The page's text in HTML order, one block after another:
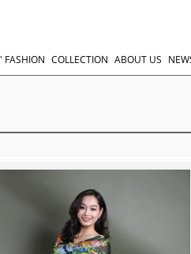
FASHION COLLECTION ABOUT US